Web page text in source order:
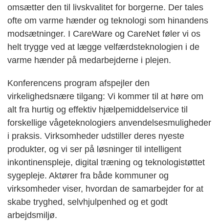
omsætter den til livskvalitet for borgerne. Der tales
ofte om varme hænder og teknologi som hinandens
modsætninger. I CareWare og CareNet føler vi os
helt trygge ved at lægge velfærdsteknologien i de
varme hænder på medarbejderne i plejen.
Konferencens program afspejler den
virkelighedsnære tilgang: Vi kommer til at høre om
alt fra hurtig og effektiv hjælpemiddelservice til
forskellige vågeteknologiers anvendelsesmuligheder
i praksis. Virksomheder udstiller deres nyeste
produkter, og vi ser på løsninger til intelligent
inkontinenspleje, digital træning og teknologistøttet
sygepleje. Aktører fra både kommuner og
virksomheder viser, hvordan de samarbejder for at
skabe tryghed, selvhjulpenhed og et godt
arbejdsmiljø.